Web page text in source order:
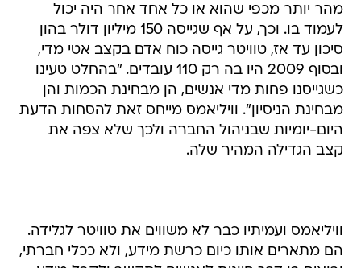
מהר יותר מכפי שהוא או כל אחד אחר היה יכול
לעמוד בו. וכך, על אף שגייסה 150 מיליון דולר בהון
סיכון עד אז, טוויטר גייסה כוח אדם בקצב אטי מדי,
ובסוף 2009 היו בה רק 110 עובדים. "בהחלט טעינו
כשגייסנו פחות מדי אנשים, הן מבחינת הכמות והן
מבחינת הניסיון". וויליאמס מייחס זאת להסחות הדעת
היום-יומיות שבניהול החברה ולכך שלא צפה את
קצב הגדילה המהיר שלה.
וויליאמס ועמיתיו כבר לא משווים את טוויטר לגלידה.
הם מתארים אותו כיום כרשת מידע, ולא ככלי חברתי,